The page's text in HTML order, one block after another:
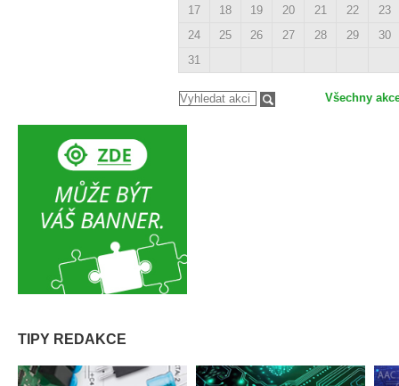
17
18 19 20 21 22
23
24
25 26 27 28 29
30
31
Všechny
TIPY REDAKCE